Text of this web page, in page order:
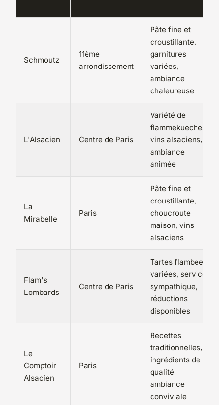
Schmoutz
11ème
arrondissement
Pâte fine et
croustillante,
garnitures
variées,
ambiance
chaleureuse
L'Alsacien Centre de Paris
Variété de
flammekueches,
vins alsaciens,
ambiance
animée
La
Mirabelle
Paris
Pâte fine et
croustillante,
choucroute
maison, vins
alsaciens
Flam's
Lombards
Centre de Paris
Tartes flambées
variées, service
sympathique,
réductions
disponibles
Le
Comptoir
Alsacien
Paris
Recettes
traditionnelles,
ingrédients de
qualité,
ambiance
conviviale